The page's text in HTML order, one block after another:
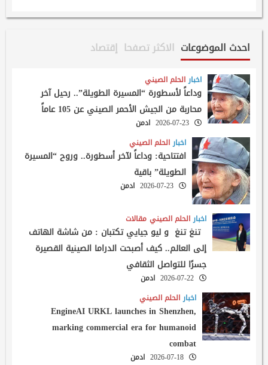
احدث الموضوعات الاكثر تصفحا إقتصاد
اخبار الحلم الصيني
وداعاً لأسطورة “المسيرة الطويلة”.. رحيل آخر
محاربة من الجيش الأحمر الصيني عن 105 عاماً
2026-07-23
ادمن
اخبار الحلم الصيني
افتتاحية: وداعاً لآخر أسطورة.. وروح “المسيرة
الطويلة” باقية
2026-07-23 ادمن
اخبار الحلم الصيني مقالات
تنغ تنغ و ليو جيايي تكتبان : من شاشة الهاتف
إلى العالم.. كيف أصبحت الدراما الصينية القصيرة
جسرًا للتواصل الثقافي
ادمن
اخبار الحلم الصيني
EngineAI URKL launches in Shenzhen,
marking commercial era for humanoid
combat
2026-07-18
ادمن